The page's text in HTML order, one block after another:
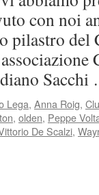
con noi
pilastro del
Lega, Anna Roig,
, olden, Peppe
De Scalzi,